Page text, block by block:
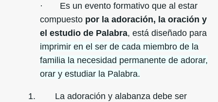
· Es un evento formativo que al estar
compuesto por la adoración, la oración y
el estudio de Palabra, está diseñado para
imprimir en el ser de cada miembro de la
familia la necesidad permanente de adorar,
orar y estudiar la Palabra.
1. La adoración y alabanza debe ser